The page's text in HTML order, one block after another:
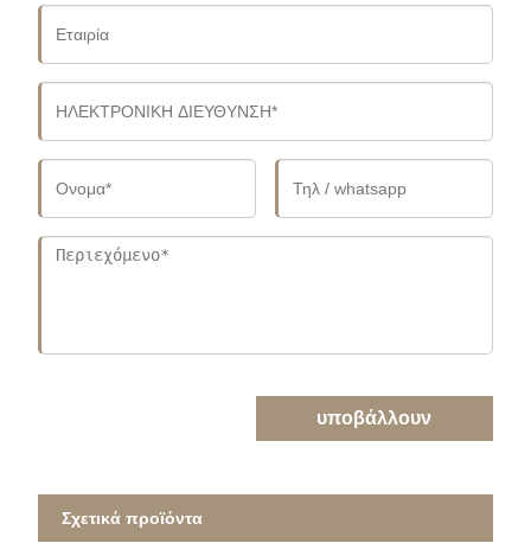
υποβάλλουν
Σχετικά προϊόντα